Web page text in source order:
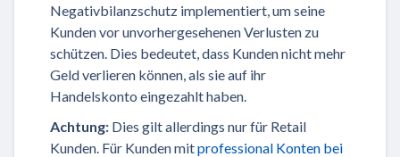
Negativbilanzschutz implementiert, um seine
Kunden vor unvorhergesehenen Verlusten zu
schützen. Dies bedeutet, dass Kunden nicht mehr
Geld verlieren können, als sie auf ihr
Handelskonto eingezahlt haben.
Achtung: Dies gilt allerdings nur für Retail
Kunden. Für Kunden mitprofessional Konten bei